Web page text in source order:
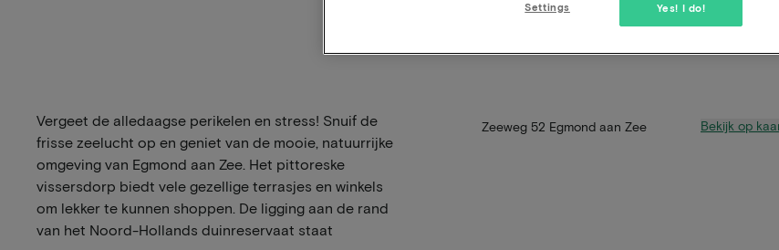
Vergeet de alledaagse perikelen en stress! Snuif de
frisse zeelucht op en geniet van de mooie, natuurrijke
omgeving van Egmond aan Zee. Het pittoreske
vissersdorp biedt vele gezellige terrasjes en winkels
om lekker te kunnen shoppen. De ligging aan de rand
van het Noord-Hollands duinreservaat staat
Zeeweg 52 Egmond aan Zee Bekijk op
Yes! I do!
Settings